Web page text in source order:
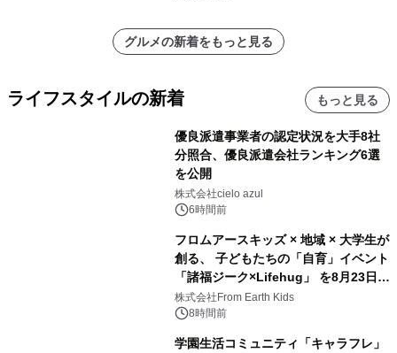
グルメの新着をもっと見る
ライフスタイルの新着 もっと見る
優良派遣事業者の認定状況を大手8社
分照合、優良派遣会社ランキング6選
を公開
株式会社cielo azul
6時間前
フロムアースキッズ × 地域 × 大学生が
創る、 子どもたちの「自育」イベント
「諸福ジーク×Lifehug」 を8月23日
(日)開催
株式会社From Earth Kids
8時間前
学園生活コミュニティ「キャラフレ」